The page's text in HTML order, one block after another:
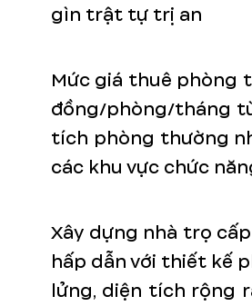
gìn trật tự trị an
Mức giá thuê phòng
đồng/phòng/tháng
tích phòng thường
các khu vực chức
Xây dựng nhà trọ
hấp dẫn với thiết kế
lửng, diện tích rộng